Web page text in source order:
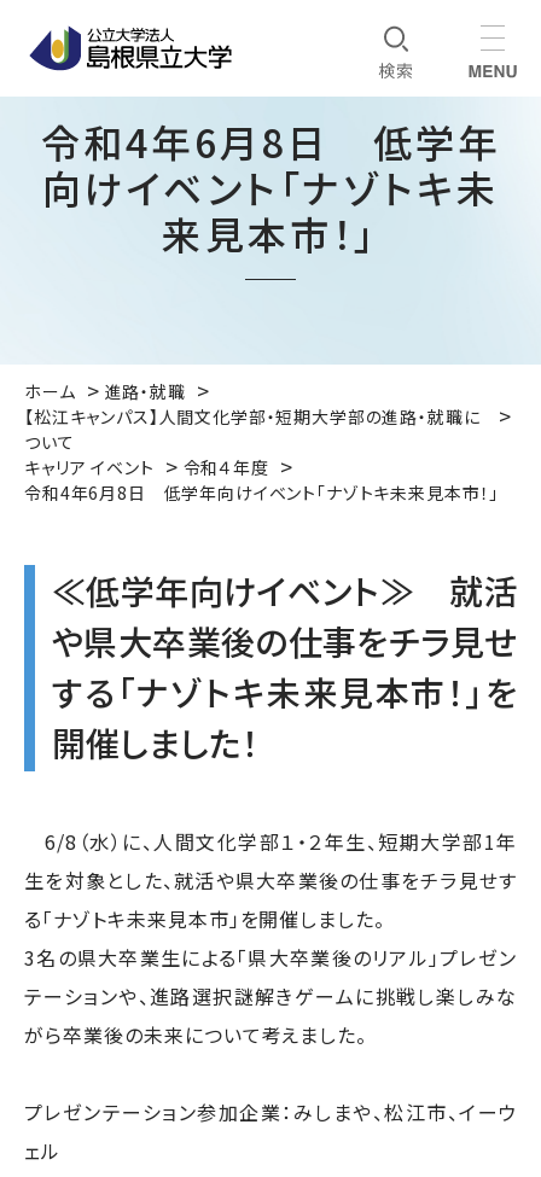
令和4年6月8日 低学年
向けイベント「ナゾトキ未
来見本市！」
ホーム
進路・就職
【松江キャンパス】人間文化学部・短期大学部の進路・就職に
ついて
キャリア イベント
令和４年度
令和4年6月8日 低学年向けイベント「ナゾトキ未来見本市！」
≪低学年向けイベント≫ 就活
や県大卒業後の仕事をチラ見せ
する「ナゾトキ未来見本市！」を
開催しました！
6/8（水）に、人間文化学部１・２年生、短期大学部1年
生を対象とした、就活や県大卒業後の仕事をチラ見せす
る「ナゾトキ未来見本市」を開催しました。
3名の県大卒業生による「県大卒業後のリアル」プレゼン
テーションや、進路選択謎解きゲームに挑戦し楽しみな
がら卒業後の未来について考えました。
プレゼンテーション参加企業：みしまや、松江市、イーウ
ェル